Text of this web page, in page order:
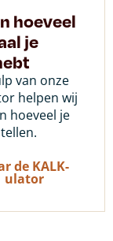
hoeveel
je
van onze
helpen wij
hoeveel je
de KALK-
ulator